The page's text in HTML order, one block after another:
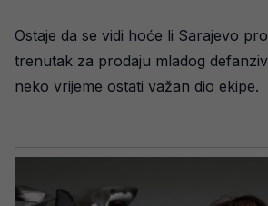
Ostaje da se vidi hoće li Sarajevo
trenutak za prodaju mladog
neko vrijeme ostati važan dio ekipe.